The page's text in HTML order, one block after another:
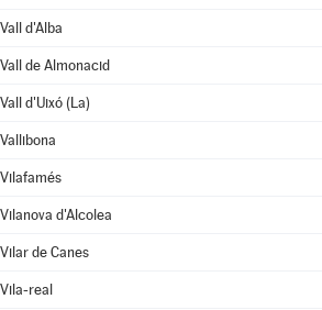
Vall d'Alba
Vall de Almonacid
Vall d'Uixó (La)
Vallibona
Vilafamés
Vilanova d'Alcolea
Vilar de Canes
Vila-real